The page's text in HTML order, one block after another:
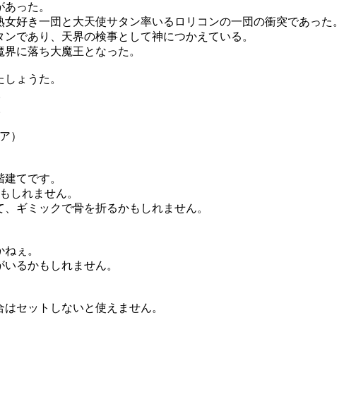
った。
好き一団と大天使サタン率いるロリコンの一団の衝突であった。
であり、天界の検事として神につかえている。
に落ち大魔王となった。
ょうた。
）
てです。
しれません。
ギミックで骨を折るかもしれません。
ぇ。
るかもしれません。
セットしないと使えません。